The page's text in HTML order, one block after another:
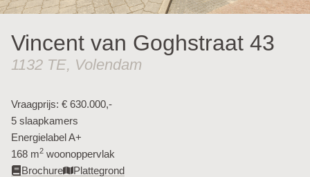
Vincent van Goghstraat 43
1132 TE, Volendam
Vraagprijs: € 630.000,-
5 slaapkamers
Energielabel A+
168 m2 woonoppervlak​
Brochure
Plattegrond